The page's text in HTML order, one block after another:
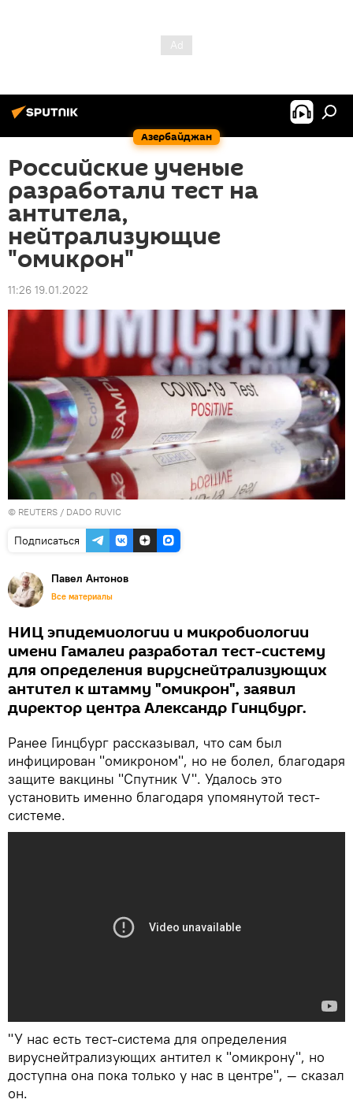
Азербайджан
Российские ученые
разработали тест на
антитела,
нейтрализующие
"омикрон"
11:26 19.01.2022
© REUTERS / DADO RUVIC
Подписаться
Павел Антонов
Все материалы
НИЦ эпидемиологии и микробиологии
имени Гамалеи разработал тест-систему
для определения вируснейтрализующих
антител к штамму "омикрон", заявил
директор центра Александр Гинцбург.
Ранее Гинцбург рассказывал, что сам был
инфицирован "омикроном", но не болел, благодаря
защите вакцины "Спутник V". Удалось это
установить именно благодаря упомянутой тест-
системе.
"У нас есть тест-система для определения
вируснейтрализующих антител к "омикрону", но
доступна она пока только у нас в центре", — сказал
он.